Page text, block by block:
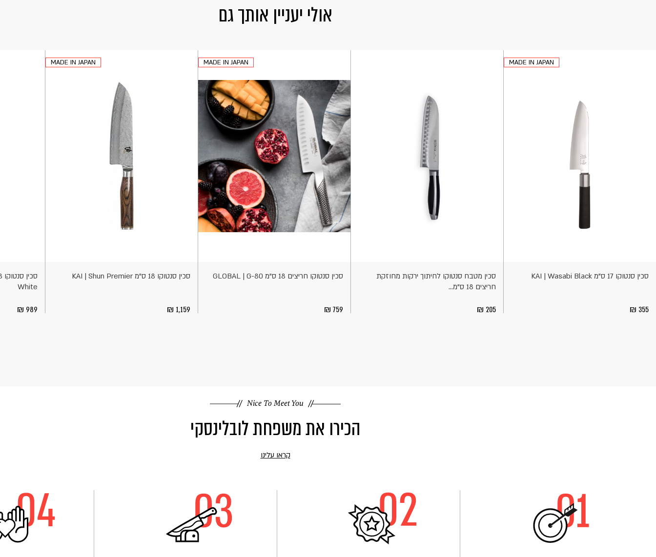
אולי יעניין אותך גם
MADE IN JAPAN
סכין סנטוקו 17 ס"מ KAI | Wasabi Black
355
סכין מטבח סנטוקו לחיתוך ירקות מחוזקת
חריצים 18 ס"מ...
205
MADE IN JAPAN
סכין סנטוקו חריצים 18 ס"מ GLOBAL | G-80
759
MADE IN JAPAN
סכין סנטוקו 18 ס"מ KAI | Shun Premier
1,159
White
989
קראו עלינו
הכירו את משפחת לובלינסקי
Nice To Meet You